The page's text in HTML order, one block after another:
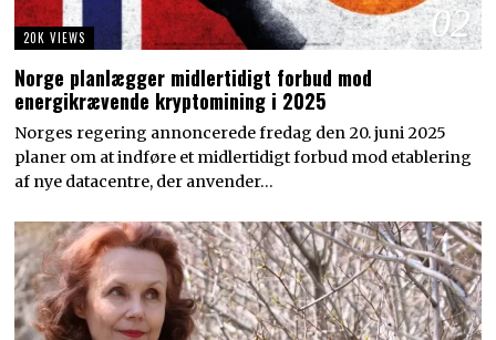
02
20K VIEWS
Norge planlægger midlertidigt forbud mod
energikrævende kryptomining i 2025
Norges regering annoncerede fredag den 20. juni 2025
planer om at indføre et midlertidigt forbud mod etablering
af nye datacentre, der anvender…